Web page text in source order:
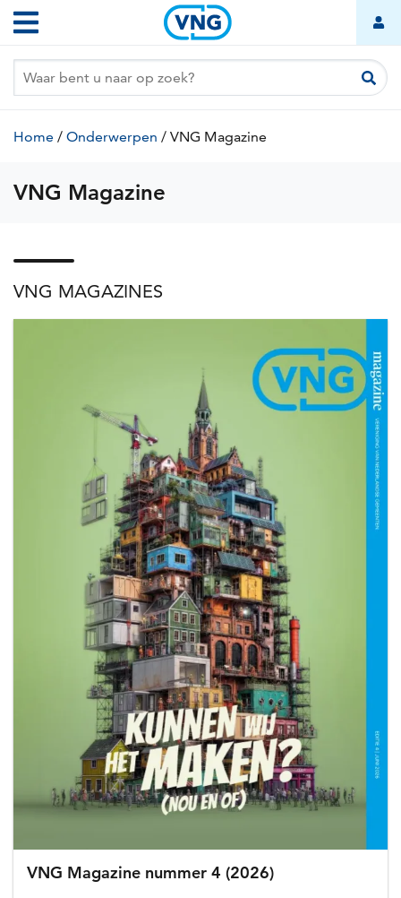
Overslaan
en
naar
inhoud
Hoofdnavigatie
Kruimelpad
Home / Onderwerpen / VNG Magazine
VNG Magazine
VNG MAGAZINES
VNG Magazine nummer 4 (2026)